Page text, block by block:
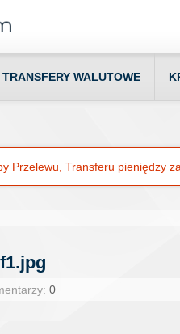
TRANSFERY WALUTOWE
Przelewu, Transferu pieniędzy
0